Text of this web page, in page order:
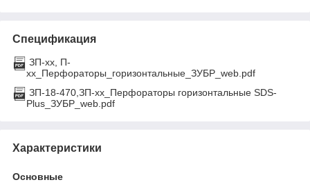
Спецификация
ЗП-хх, П-
хх_Перфораторы_горизонтальные_ЗУБР_web.pdf
ЗП-18-470,ЗП-xx_Перфораторы горизонтальные SDS-
Plus_ЗУБР_web.pdf
Характеристики
Основные